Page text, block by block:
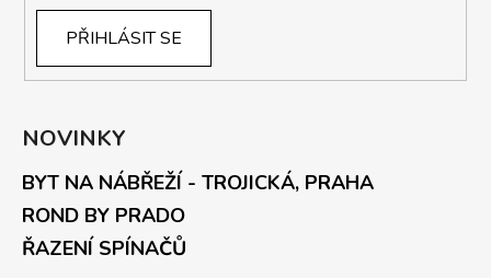
PŘIHLÁSIT SE
NOVINKY
BYT NA NÁBŘEŽÍ - TROJICKÁ, PRAHA
ROND BY PRADO
ŘAZENÍ SPÍNAČŮ